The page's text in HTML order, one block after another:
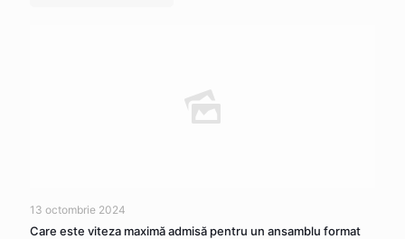
13 octombrie 2024
Care este viteza maximă admisă pentru un ansamblu format